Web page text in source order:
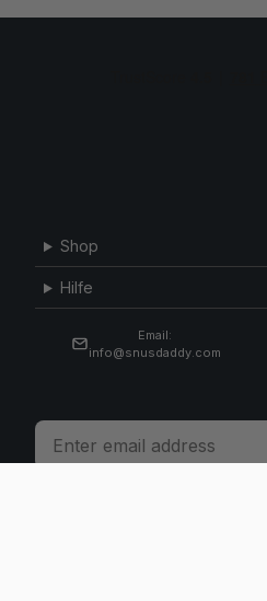
Shop
Hilfe
Email:
info@snusdaddy.com
Email